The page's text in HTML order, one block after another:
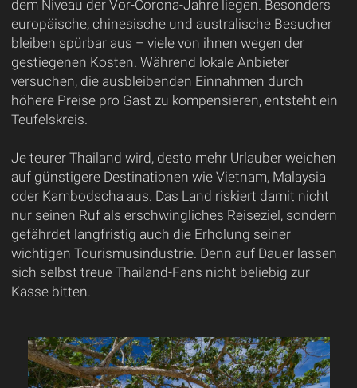
dem Niveau der Vor-Corona-Jahre liegen. Besonders
europäische, chinesische und australische Besucher
bleiben spürbar aus – viele von ihnen wegen der
gestiegenen Kosten. Während lokale Anbieter
versuchen, die ausbleibenden Einnahmen durch
höhere Preise pro Gast zu kompensieren, entsteht ein
Teufelskreis.
Je teurer Thailand wird, desto mehr Urlauber weichen
auf günstigere Destinationen wie Vietnam, Malaysia
oder Kambodscha aus. Das Land riskiert damit nicht
nur seinen Ruf als erschwingliches Reiseziel, sondern
gefährdet langfristig auch die Erholung seiner
wichtigen Tourismusindustrie. Denn auf Dauer lassen
sich selbst treue Thailand-Fans nicht beliebig zur
Kasse bitten.